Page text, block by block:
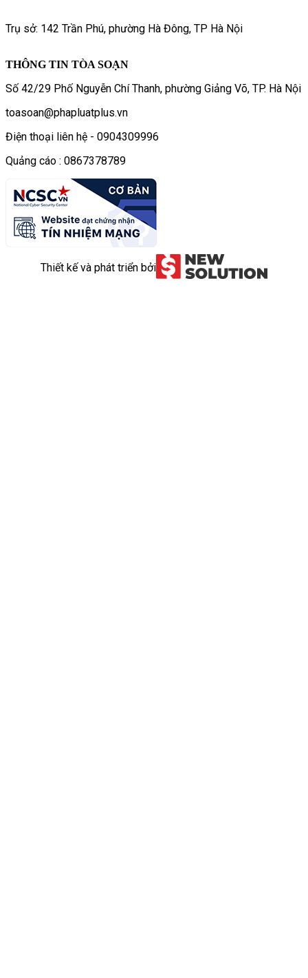
Trụ sở: 142 Trần Phú, phường Hà Đông, TP Hà Nội
THÔNG TIN TÒA SOẠN
Số 42/29 Phố Nguyễn Chí Thanh, phường Giảng Võ, TP. Hà Nội
toasoan@phapluatplus.vn
Điện thoại liên hệ - 0904309996
Quảng cáo : 0867378789
Thiết kế và phát triển bởi